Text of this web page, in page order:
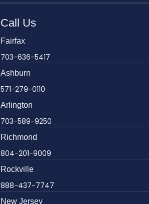
Call Us
Fairfax
703-636-5417
Ashburn
571-279-0110
Arlington
703-589-9250
Richmond
804-201-9009
Rockville
888-437-7747
New Jersey